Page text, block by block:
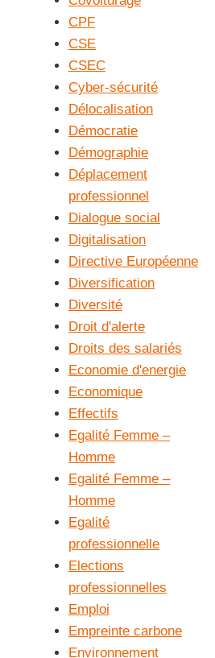
CPF
CSE
CSEC
Cyber-sécurité
Délocalisation
Démocratie
Démographie
Déplacement
professionnel
Dialogue social
Digitalisation
Directive Européenne
Diversification
Diversité
Droit d'alerte
Droits des salariés
Economie d'energie
Economique
Effectifs
Egalité Femme –
Homme
Egalité Femme –
Homme
Egalité
professionnelle
Elections
professionnelles
Emploi
Empreinte carbone
Environnement